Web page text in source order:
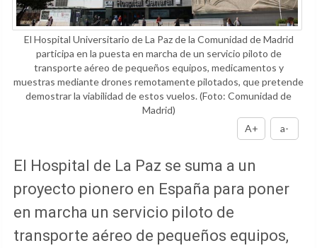
El Hospital Universitario de La Paz de la Comunidad de Madrid
participa en la puesta en marcha de un servicio piloto de
transporte aéreo de pequeños equipos, medicamentos y
muestras mediante drones remotamente pilotados, que pretende
demostrar la viabilidad de estos vuelos.(Foto: Comunidad de
Madrid)
A+
a-
El Hospital de La Paz se suma a un
proyecto pionero en España para poner
en marcha un servicio piloto de
transporte aéreo de pequeños equipos,